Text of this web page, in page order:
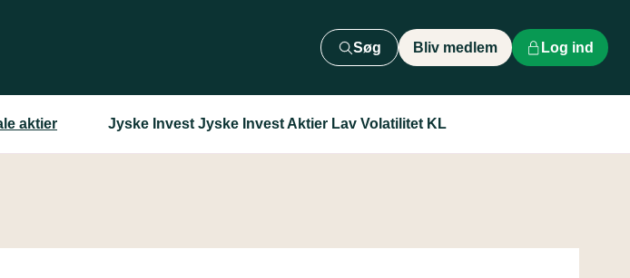
Søg Bliv medlem Log ind
aktier Jyske Invest Jyske Invest Aktier Lav Volatilitet KL